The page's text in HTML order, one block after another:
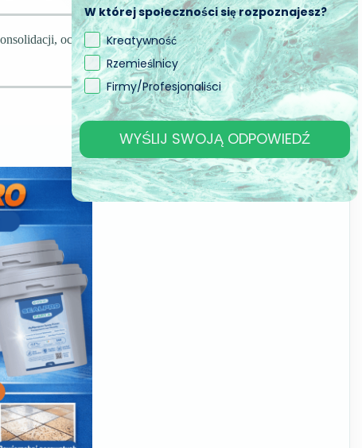
ochrony i przygotowania powierzchni do kolejnych
W której społeczności się rozpoznajesz?
Kreatywność
Rzemieślnicy
Firmy/Profesjonaliści
WYŚLIJ SWOJĄ ODPOWIEDŹ